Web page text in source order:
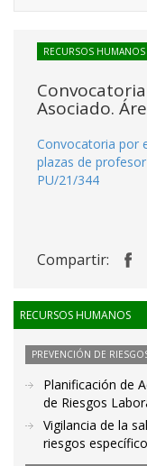
RECURSOS HUMANOS
Asociado.
Convocatoria por
plazas de
PU/21/344
Compartir:
RECURSOS HUMANOS
PREVENCIÓN DE
Planificación de
de Riesgos
Vigilancia de la
riesgos